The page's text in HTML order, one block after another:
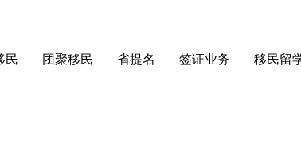
民 团聚移民 省提名 签证业务 移民留